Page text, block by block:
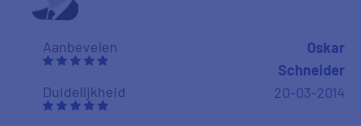
Aanbevelen
Duidelijkheid
Oskar
Schneider
20-03-2014